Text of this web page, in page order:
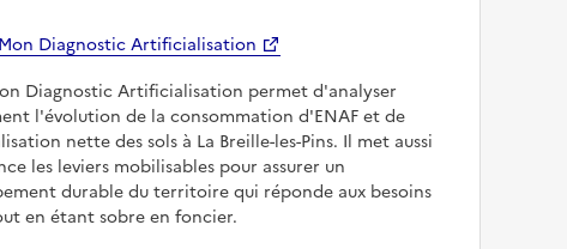
Mon Diagnostic Artificialisation
Diagnostic Artificialisation permet d'analyser
l'évolution de la consommation d'ENAF et de
nette des sols à La Breille-les-Pins. Il met aussi
les leviers mobilisables pour assurer un
durable du territoire qui réponde aux besoins
en étant sobre en foncier.